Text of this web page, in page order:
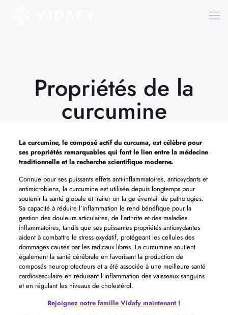
Propriétés de la
curcumine
La curcumine, le composé actif du curcuma, est célèbre pour
ses propriétés remarquables qui font le lien entre la médecine
traditionnelle et la recherche scientifique moderne.
Connue pour ses puissants effets anti-inflammatoires, antioxydants et
antimicrobiens, la curcumine est utilisée depuis longtemps pour
soutenir la santé globale et traiter un large éventail de pathologies.
Sa capacité à réduire l’inflammation le rend bénéfique pour la
gestion des douleurs articulaires, de l’arthrite et des maladies
inflammatoires, tandis que ses puissantes propriétés antioxydantes
aident à combattre le stress oxydatif, protégeant les cellules des
dommages causés par les radicaux libres. La curcumine soutient
également la santé cérébrale en favorisant la production de
composés neuroprotecteurs et a été associée à une meilleure santé
cardiovasculaire en réduisant l’inflammation des vaisseaux sanguins
et en régulant les niveaux de cholestérol.
Rejoignez notre famille Vidafy maintenant !